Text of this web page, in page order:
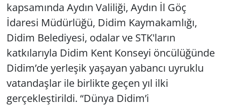
kapsamında Aydın Valiliği, Aydın İl Göç
İdaresi Müdürlüğü, Didim Kaymakamlığı,
Didim Belediyesi, odalar ve STK'ların
katkılarıyla Didim Kent Konseyi öncülüğünde
Didim’de yerleşik yaşayan yabancı uyruklu
vatandaşlar ile birlikte geçen yıl ilki
gerçekleştirildi. “Dünya Didim’i
SPOR
Yerel